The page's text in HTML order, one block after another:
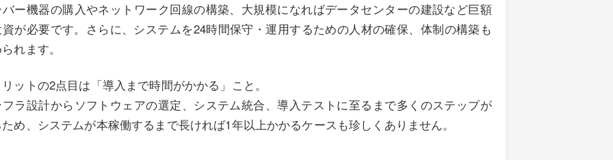
ー機器の購入やネットワーク回線の構築、大規模になればデータセンターの建設など巨額
が必要です。さらに、システムを24時間保守・運用するための人材の確保、体制の構築も
れます。
ットの2点目は「導入まで時間がかかる」こと。
フラ設計からソフトウェアの選定、システム統合、導入テストに至るまで多くのステップが
め、システムが本稼働するまで長ければ1年以上かかるケースも珍しくありません。